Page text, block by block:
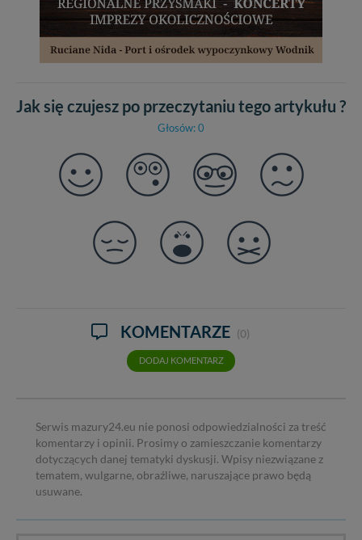
Jak się czujesz po przeczytaniu tego artykułu ?
Głosów: 0
KOMENTARZE (0)
DODAJ KOMENTARZ
Serwis mazury24.eu nie ponosi odpowiedzialności za treść
komentarzy i opinii. Prosimy o zamieszczanie komentarzy
dotyczących danej tematyki dyskusji. Wpisy niezwiązane z
tematem, wulgarne, obraźliwe, naruszające prawo będą
usuwane.